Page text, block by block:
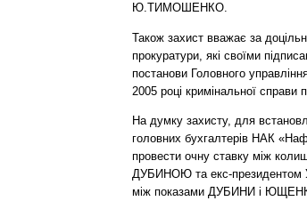
Ю.ТИМОШЕНКО.
Також захист вважає за
прокуратури, які своїми
постанови Головного
2005 році кримінальної
На думку захисту, для
головних бухгалтерів НАК
провести очну ставку між
ДУБИНОЮ та екс-президентом
між показами ДУБИНИ і